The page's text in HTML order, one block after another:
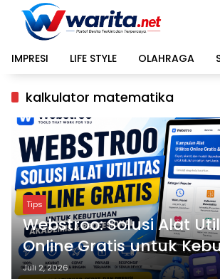
Langsung
konten
IMPRESI
LIFE STYLE OLAHRAGA
kalkulator matematika
Tips
Webstroo: Solusi Alat
Online Gratis untuk
Akademis dan
Juli 2, 2026